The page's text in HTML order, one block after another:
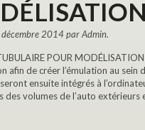
décembre 2014 par Admin.
POUR
afin de créer l’émulation au sein
ensuite intégrés à
des volumes de l’auto